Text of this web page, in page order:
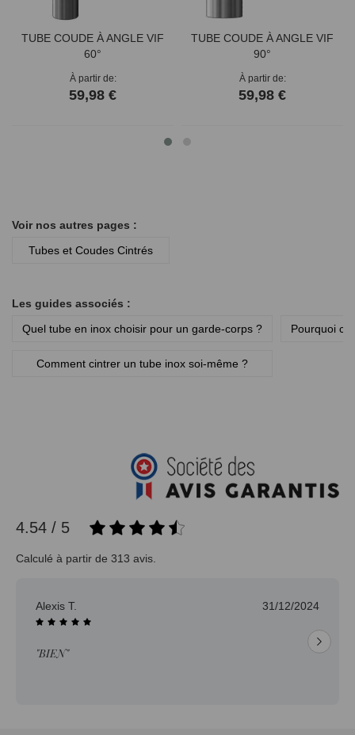
TUBE COUDE À ANGLE VIF
60°
À partir de
59,98 €
TUBE COUDE À ANGLE VIF
90°
À partir de
59,98 €
Voir nos autres pages :
Tubes et Coudes Cintrés
Les guides associés :
Quel tube en inox choisir pour un garde-corps ?
Pourquoi
Comment cintrer un tube inox soi-même ?
4.54 / 5
Calculé à partir de 313 avis.
Alexis T. 31/12/2024
"BIEN"